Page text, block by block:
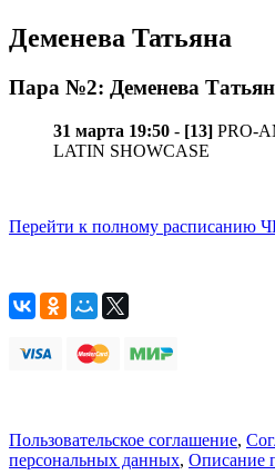
Деменева Татьяна
Пара №2: Деменева
31 марта 19:50 - [13] PRO-
LATIN SHOWCASE
Перейти к полному
Пользовательское соглашение,
персональных данных, Описание